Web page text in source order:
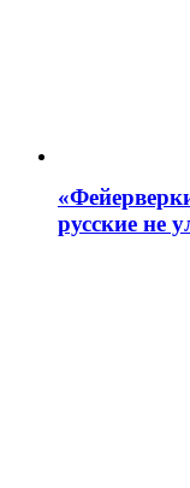
русские не